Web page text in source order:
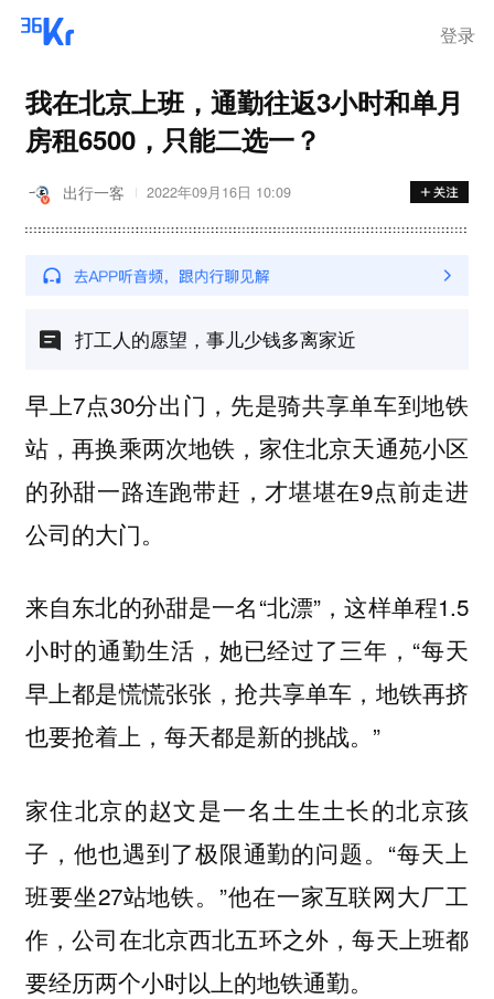
登录
我在北京上班，通勤往返3小时和单月
房租6500，只能二选一？
出行一客 2022年09月16日 10:09
打工人的愿望，事儿少钱多离家近
早上7点30分出门，先是骑共享单车到地铁
站，再换乘两次地铁，家住北京天通苑小区
的孙甜一路连跑带赶，才堪堪在9点前走进
公司的大门。
来自东北的孙甜是一名“北漂”，这样单程1.5
小时的通勤生活，她已经过了三年，“每天
早上都是慌慌张张，抢共享单车，地铁再挤
也要抢着上，每天都是新的挑战。”
家住北京的赵文是一名土生土长的北京孩
子，他也遇到了极限通勤的问题。“每天上
班要坐27站地铁。”他在一家互联网大厂工
作，公司在北京西北五环之外，每天上班都
要经历两个小时以上的地铁通勤。